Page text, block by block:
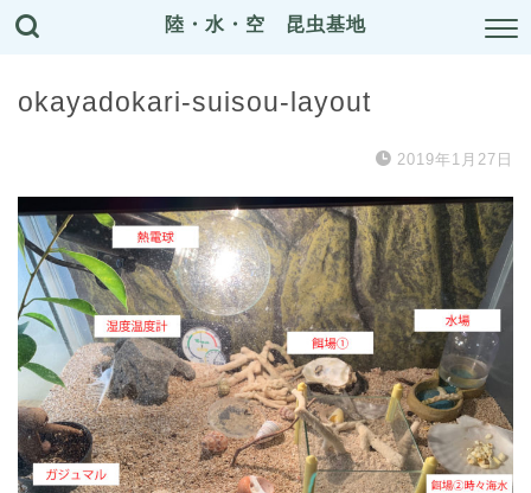
陸・水・空 昆虫基地
okayadokari-suisou-layout
2019年1月27日